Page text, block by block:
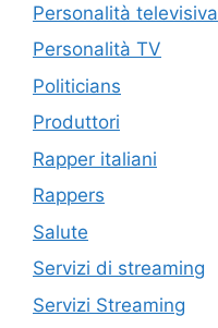
Personalità televisiva
Personalità TV
Politicians
Produttori
Rapper italiani
Rappers
Salute
Servizi di streaming
Servizi Streaming